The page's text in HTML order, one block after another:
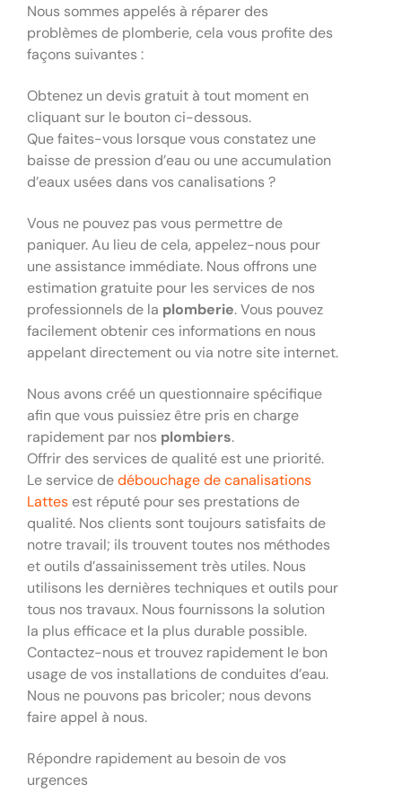
Nous sommes appelés à réparer des
problèmes de plomberie, cela vous profite des
façons suivantes :
Obtenez un devis gratuit à tout moment en
cliquant sur le bouton ci-dessous.
Que faites-vous lorsque vous constatez une
baisse de pression d’eau ou une accumulation
d’eaux usées dans vos canalisations ?
Vous ne pouvez pas vous permettre de
paniquer. Au lieu de cela, appelez-nous pour
une assistance immédiate. Nous offrons une
estimation gratuite pour les services de nos
professionnels de la plomberie. Vous pouvez
facilement obtenir ces informations en nous
appelant directement ou via notre site internet.
Nous avons créé un questionnaire spécifique
afin que vous puissiez être pris en charge
rapidement par nos plombiers.
Offrir des services de qualité est une priorité.
Le service dedébouchage de canalisations
Lattes est réputé pour ses prestations de
qualité. Nos clients sont toujours satisfaits de
notre travail; ils trouvent toutes nos méthodes
et outils d’assainissement très utiles. Nous
utilisons les dernières techniques et outils pour
tous nos travaux. Nous fournissons la solution
la plus efficace et la plus durable possible.
Contactez-nous et trouvez rapidement le bon
usage de vos installations de conduites d’eau.
Nous ne pouvons pas bricoler; nous devons
faire appel à nous.
Répondre rapidement au besoin de vos
urgences